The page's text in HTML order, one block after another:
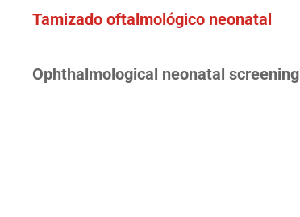
Tamizado oftalmológico neonatal
Ophthalmological neonatal screening